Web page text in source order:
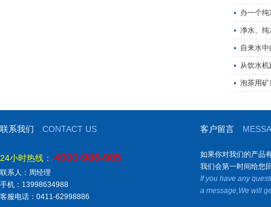
办一个
净水、纯
自来水
从饮水
泡茶用矿
联系我们 CONTACT US
24小时热线： 4000-986-985
联系人：周经理
手机：13998634988
客服电话：0411-62998886
客户留言
如果你对我们的产品
我们会第一时间给您
If you have any
a message,We will